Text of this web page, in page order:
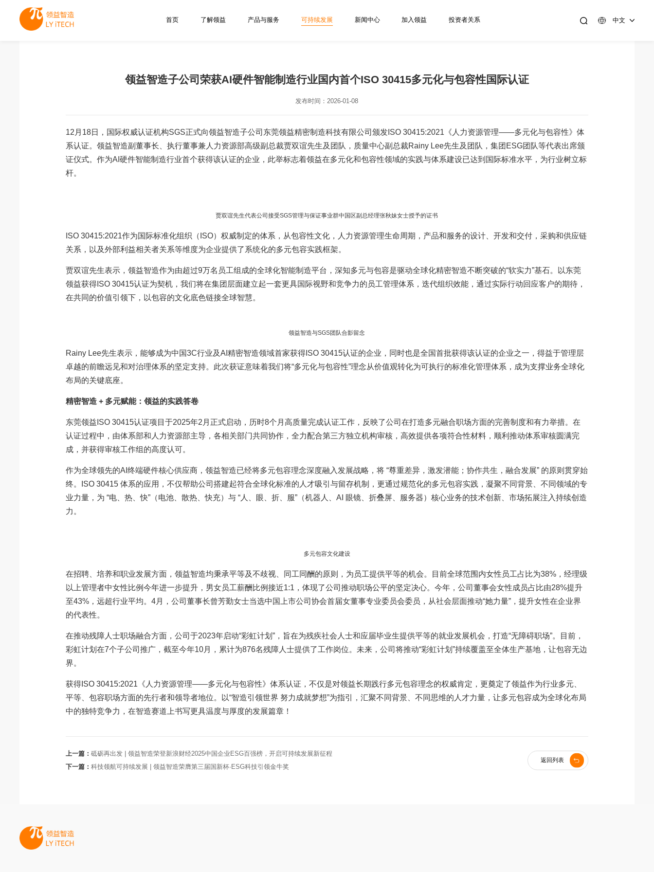
首页 了解领益 产品与服务 可持续发展 新闻中心 加入领益 投资者关系 中文
领益智造子公司荣获AI硬件智能制造行业国内首个ISO 30415多元化与包容性国际认证
发布时间：2026-01-08
12月18日，国际权威认证机构SGS正式向领益智造子公司东莞领益精密制造科技有限公司颁发ISO 30415:2021《人力资源管理——多元化与包容性》体
系认证。领益智造副董事长、执行董事兼人力资源部高级副总裁贾双谊先生及团队，质量中心副总裁Rainy Lee先生及团队，集团ESG团队等代表出席颁
证仪式。作为AI硬件智能制造行业首个获得该认证的企业，此举标志着领益在多元化和包容性领域的实践与体系建设已达到国际标准水平，为行业树立标
杆。
贾双谊先生代表公司接受SGS管理与保证事业群中国区副总经理张秋妹女士授予的证书
ISO 30415:2021作为国际标准化组织（ISO）权威制定的体系，从包容性文化，人力资源管理生命周期，产品和服务的设计、开发和交付，采购和供应链
关系，以及外部利益相关者关系等维度为企业提供了系统化的多元包容实践框架。
贾双谊先生表示，领益智造作为由超过9万名员工组成的全球化智能制造平台，深知多元与包容是驱动全球化精密智造不断突破的“软实力”基石。以东莞
领益获得ISO 30415认证为契机，我们将在集团层面建立起一套更具国际视野和竞争力的员工管理体系，迭代组织效能，通过实际行动回应客户的期待，
在共同的价值引领下，以包容的文化底色链接全球智慧。
领益智造与SGS团队合影留念
Rainy Lee先生表示，能够成为中国3C行业及AI精密智造领域首家获得ISO 30415认证的企业，同时也是全国首批获得该认证的企业之一，得益于管理层
卓越的前瞻远见和对治理体系的坚定支持。此次获证意味着我们将“多元化与包容性”理念从价值观转化为可执行的标准化管理体系，成为支撑业务全球化
布局的关键底座。
精密智造 + 多元赋能：领益的实践答卷
东莞领益ISO 30415认证项目于2025年2月正式启动，历时8个月高质量完成认证工作，反映了公司在打造多元融合职场方面的完善制度和有力举措。在
认证过程中，由体系部和人力资源部主导，各相关部门共同协作，全力配合第三方独立机构审核，高效提供各项符合性材料，顺利推动体系审核圆满完
成，并获得审核工作组的高度认可。
作为全球领先的AI终端硬件核心供应商，领益智造已经将多元包容理念深度融入发展战略，将 “尊重差异，激发潜能；协作共生，融合发展” 的原则贯穿始
终。ISO 30415 体系的应用，不仅帮助公司搭建起符合全球化标准的人才吸引与留存机制，更通过规范化的多元包容实践，凝聚不同背景、不同领域的专
业力量，为 “电、热、快”（电池、散热、快充）与 “人、眼、折、服”（机器人、AI 眼镜、折叠屏、服务器）核心业务的技术创新、市场拓展注入持续创造
力。
多元包容文化建设
在招聘、培养和职业发展方面，领益智造均秉承平等及不歧视、同工同酬的原则，为员工提供平等的机会。目前全球范围内女性员工占比为38%，经理级
以上管理者中女性比例今年进一步提升，男女员工薪酬比例接近1:1，体现了公司推动职场公平的坚定决心。今年，公司董事会女性成员占比由28%提升
至43%，远超行业平均。4月，公司董事长曾芳勤女士当选中国上市公司协会首届女董事专业委员会委员，从社会层面推动“她力量”，提升女性在企业界
的代表性。
在推动残障人士职场融合方面，公司于2023年启动“彩虹计划”，旨在为残疾社会人士和应届毕业生提供平等的就业发展机会，打造“无障碍职场”。目前，
彩虹计划在7个子公司推广，截至今年10月，累计为876名残障人士提供了工作岗位。未来，公司将推动“彩虹计划”持续覆盖至全体生产基地，让包容无边
界。
获得ISO 30415:2021《人力资源管理——多元化与包容性》体系认证，不仅是对领益长期践行多元包容理念的权威肯定，更奠定了领益作为行业多元、
平等、包容职场方面的先行者和领导者地位。以“智造引领世界 努力成就梦想”为指引，汇聚不同背景、不同思维的人才力量，让多元包容成为全球化布局
中的独特竞争力，在智造赛道上书写更具温度与厚度的发展篇章！
返回列表
上一篇：砥砺再出发 | 领益智造荣登新浪财经2025中国企业ESG百强榜，开启可持续发展新征程
下一篇：科技领航可持续发展 | 领益智造荣膺第三届国新杯·ESG科技引领金牛奖